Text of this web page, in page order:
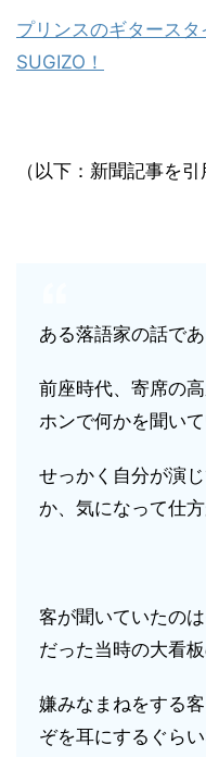
プリンスのギタース
SUGIZO！
（以下：新聞記事を引
ある落語家の話であ
前座時代、寄席の
ホンで何かを聞いて
せっかく自分が演
か、気になって仕方
客が聞いていたの
だった当時の大看
嫌みなまねをする
ぞを耳にするぐら